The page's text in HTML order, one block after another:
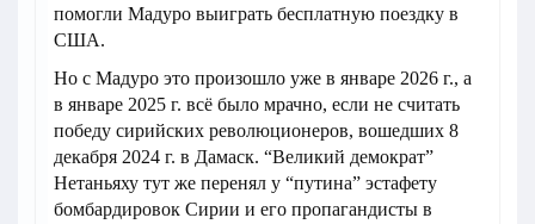
помогли Мадуро выиграть бесплатную поездку в
США.
Но с Мадуро это произошло уже в январе 2026 г., а
в январе 2025 г. всё было мрачно, если не считать
победу сирийских революционеров, вошедших 8
декабря 2024 г. в Дамаск. “Великий демократ”
Нетаньяху тут же перенял у “путина” эстафету
бомбардировок Сирии и его пропагандисты в